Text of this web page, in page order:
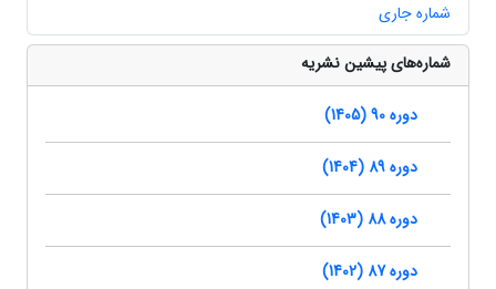
شماره جاری
شماره‌های پیشین نشریه
دوره 90 (1405)
دوره 89 (1404)
دوره 88 (1403)
دوره 87 (1402)